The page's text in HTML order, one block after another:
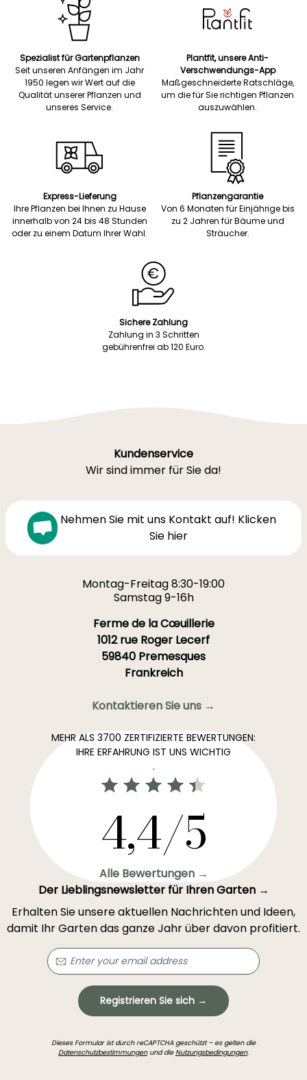
Spezialist für Gartenpflanzen
Seit unseren Anfängen im Jahr
1950 legen wir Wert auf die
Qualität unserer Pflanzen und
unseres Service.
Plantfit, unsere Anti-
Verschwendungs-App
Maßgeschneiderte Ratschläge,
um die für Sie richtigen Pflanzen
auszuwählen.
Express-Lieferung
Ihre Pflanzen bei Ihnen zu Hause
innerhalb von 24 bis 48 Stunden
oder zu einem Datum Ihrer Wahl.
Pflanzengarantie
Von 6 Monaten für Einjährige bis
zu 2 Jahren für Bäume und
Sträucher.
Sichere Zahlung
Zahlung in 3 Schritten
gebührenfrei ab 120 Euro.
Kundenservice
Wir sind immer für Sie da!
Nehmen Sie mit uns Kontakt auf! Klicken
Sie hier
Montag-Freitag 8:30-19:00
Samstag 9-16h
Ferme de la Cœuillerie
1012 rue Roger Lecerf
59840 Premesques
Frankreich
Kontaktieren Sie uns →
MEHR ALS 3700 ZERTIFIZIERTE BEWERTUNGEN:
IHRE ERFAHRUNG IST UNS WICHTIG
.
4,4/5
Alle Bewertungen →
Der Lieblingsnewsletter für Ihren Garten →
Erhalten Sie unsere aktuellen Nachrichten und Ideen,
damit Ihr Garten das ganze Jahr über davon profitiert.
Registrieren Sie sich →
Dieses Formular ist durch reCAPTCHA geschützt – es gelten die
Datenschutzbestimmungenund dieNutzungsbedingungen.